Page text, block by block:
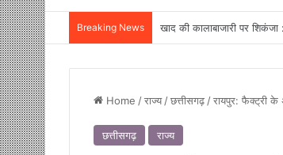
Breaking News
Home /राज्य /छत्तीसगढ़ /रायपुर: फैक्ट्री के
छत्तीसगढ़ राज्य